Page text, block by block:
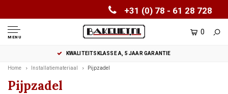
+31 (0) 78 - 61 28 728
MENU
0
KWALITEITSKLASSE A, 5 JAAR GARANTIE
Home Installatiemateriaal Pijpzadel
Pijpzadel